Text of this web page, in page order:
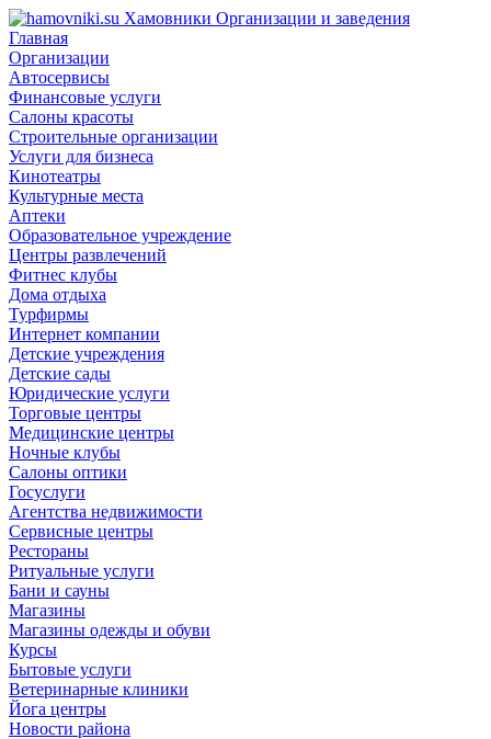
Хамовники Организации и заведения
Главная
Организации
Автосервисы
Финансовые услуги
Салоны красоты
Строительные организации
Услуги для бизнеса
Кинотеатры
Культурные места
Аптеки
Образовательное учреждение
Центры развлечений
Фитнес клубы
Дома отдыха
Турфирмы
Интернет компании
Детские учреждения
Детские сады
Юридические услуги
Торговые центры
Медицинские центры
Ночные клубы
Салоны оптики
Госуслуги
Агентства недвижимости
Сервисные центры
Рестораны
Ритуальные услуги
Бани и сауны
Магазины
Магазины одежды и обуви
Курсы
Бытовые услуги
Ветеринарные клиники
Йога центры
Новости района